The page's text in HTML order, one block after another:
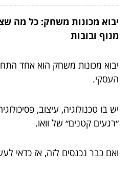
יבוא מכונות משחק: כל מה
מנוף ובובות
יבוא מכונות משחק הוא אחד
העסקי.
יש בו טכנולוגיה, עיצוב,
״רגעים קטנים״ של וואו.
ואם כבר נכנסים לזה, אז כדאי